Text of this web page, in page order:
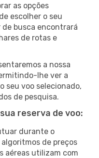
as opções
escolher o seu
busca encontrará
de rotas e
a nossa
lhe ver a
seu voo selecionado,
de pesquisa.
reserva de voo:
durante o
de preços
aéreas utilizam com